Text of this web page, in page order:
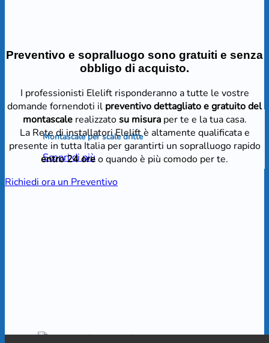
Montascale per scale dritte
Scopri di più
Preventivo e sopralluogo sono gratuiti e senza
obbligo di acquisto.
I professionisti Elelift risponderanno a tutte le vostre
domande fornendoti il preventivo dettagliato e gratuito del
montascalerealizzatosu misuraper te e la tua casa.
La Rete di installatori Elelift è altamente qualificata e
presente in tutta Italia per garantirti un sopralluogo rapido
entro 24 oreo quando è più comodo per te.
Richiedi ora un Preventivo